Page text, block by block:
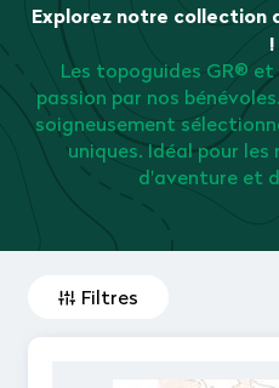
Explorez notre collection
!
Les topoguides GR®
passion par nos
soigneusement
uniques. Idéal pour
d'aventure et
Filtres